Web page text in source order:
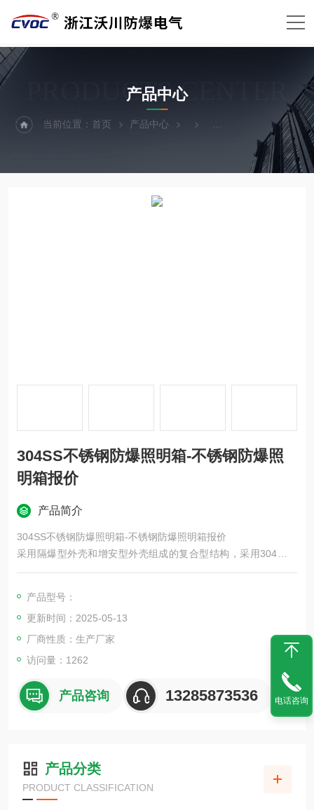
PRODUCTS CENTER
产品中心
当前位置：首页 产品中心 不锈钢防爆箱（壳体）
304SS不锈钢防爆照明箱-不锈钢防爆照
明箱报价
产品简介
304SS不锈钢防爆照明箱-不锈钢防爆照明箱报价
采用隔爆型外壳和增安型外壳组成的复合型结构，采用304不锈
钢而成，表面拉丝，或采用玻璃纤维不饱和聚酯树脂压制而成，
载仪表，控制箱内部元件可根据用户的要求进行排列,可实现多种
功能，控制开关有多种规格可以选用，信号灯有红、绿、黄、白
等4种 ，
产品型号：
更新时间：2025-05-13
厂商性质：生产厂家
访问量：1262
产品咨询 13285873536
产品分类
PRODUCT CLASSIFICATION
电话咨询